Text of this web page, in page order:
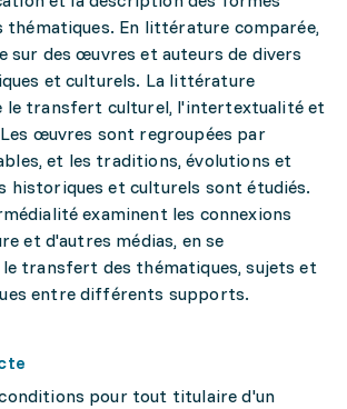
En littérature comparée,
sur des œuvres et auteurs de divers
et culturels. La littérature
le transfert culturel, l'intertextualité et
œuvres sont regroupées par
et les traditions, évolutions et
historiques et culturels sont étudiés.
examinent les connexions
et d'autres médias, en se
transfert des thématiques, sujets et
entre différents supports.
pour tout titulaire d'un